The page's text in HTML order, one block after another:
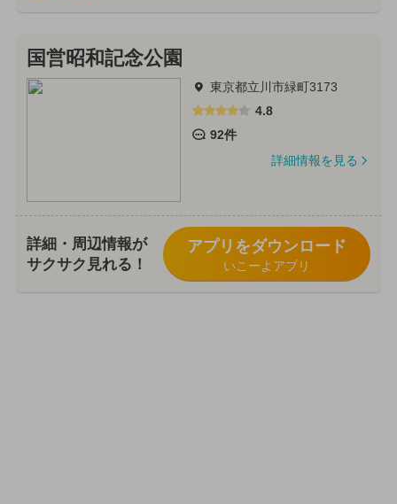
国営昭和記念公園
東京都立川市緑町3173
4.8
92件
詳細情報を見る
詳細・周辺情報が
サクサク見れる！
アプリをダウンロード
いこーよアプリ